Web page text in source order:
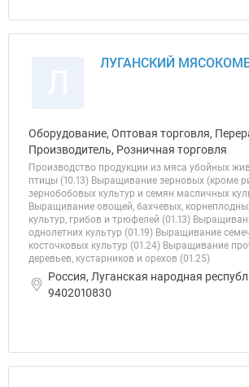
ЛУГАНСКИЙ
Оборудование, Оптовая торговля,
Производитель, Розничная торговля
Производство продукции из мяса убойных
птицы (10.13) Выращивание зерновых (кроме
зернобобовых культур и семян масличных
Выращивание овощей, бахчевых,
культур, грибов и трюфелей (01.13)
однолетних культур (01.19) Выращивание
косточковых культур (01.24) Выращивание
деревьев, кустарников и орехов (01.25)
Россия, Луганская народная
9402010830